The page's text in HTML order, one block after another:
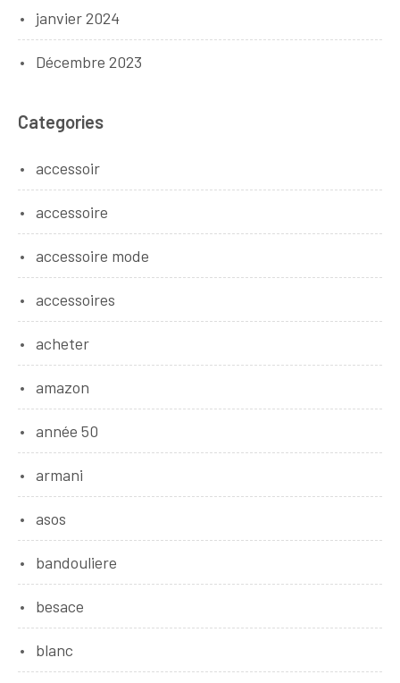
janvier 2024
Décembre 2023
Categories
accessoir
accessoire
accessoire mode
accessoires
acheter
amazon
année 50
armani
asos
bandouliere
besace
blanc